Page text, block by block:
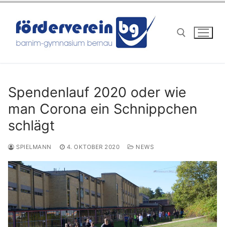
Zum
Inhalt
springen
Spendenlauf 2020 oder wie
man Corona ein Schnippchen
schlägt
SPIELMANN 4. OKTOBER 2020 NEWS